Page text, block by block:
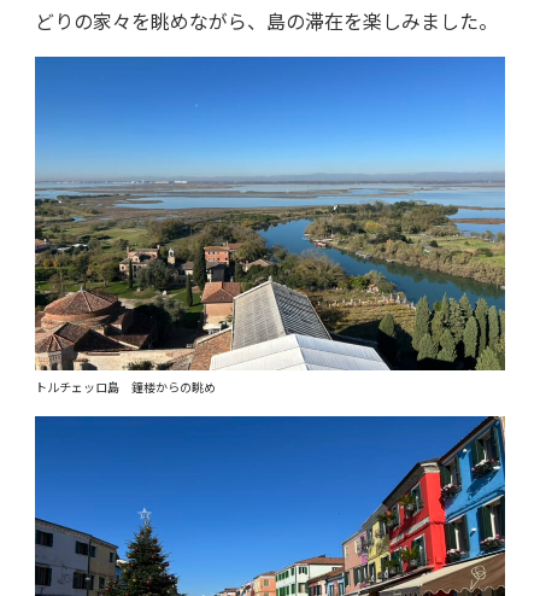
どりの家々を眺めながら、島の滞在を楽しみました。
トルチェッロ島 鐘楼からの眺め